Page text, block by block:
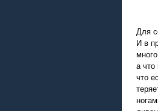
Для
И в
а
что